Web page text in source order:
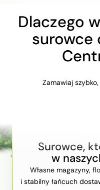
Dlaczego
surowce
Zamawiaj
Surowce,
w
Własne magazyny,
i stabilny łańcuch